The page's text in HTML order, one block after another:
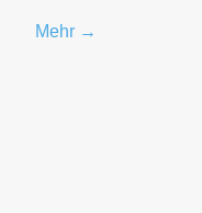
Mehr →